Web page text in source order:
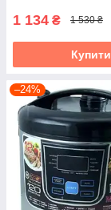
1 134 ₴ 1 530 ₴
Купити
–24%